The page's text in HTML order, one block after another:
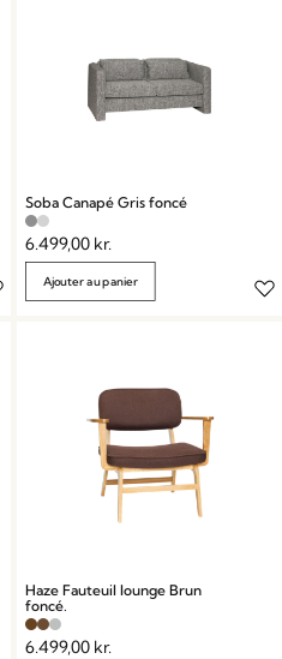
Soba Canapé Gris foncé
6.499,00 kr.
Ajouter au panier
Haze Fauteuil lounge Brun
foncé.
6.499,00 kr.